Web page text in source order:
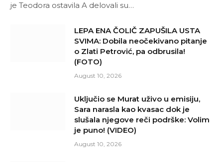
je Teodora ostavila A delovali su…
LEPA ENA ČOLIČ ZAPUŠILA USTA
SVIMA: Dobila neočekivano pitanje
o Zlati Petrović, pa odbrusila!
(FOTO)
August 10, 2026
Uključio se Murat uživo u emisiju,
Sara narasla kao kvasac dok je
slušala njegove reči podrške: Volim
je puno! (VIDEO)
August 10, 2026